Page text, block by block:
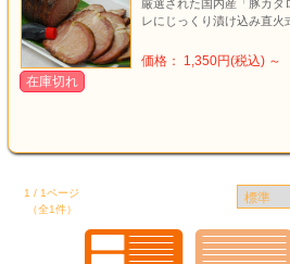
厳選された国内産「豚カタ
レにじっくり漬け込み直火
価格： 1,350円(税込) ～
在庫切れ
1 / 1ページ
（全1件）